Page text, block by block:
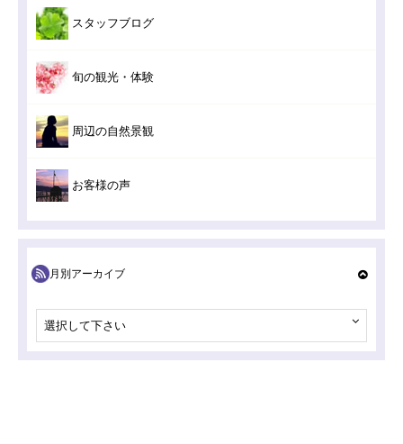
スタッフブログ
旬の観光・体験
周辺の自然景観
お客様の声
月別アーカイブ
選択して下さい